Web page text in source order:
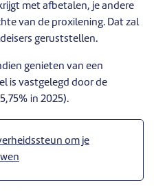
met afbetalen, je andere
van de proxilening. Dat zal
geruststellen.
genieten van een
is vastgelegd door de
in 2025).
om je